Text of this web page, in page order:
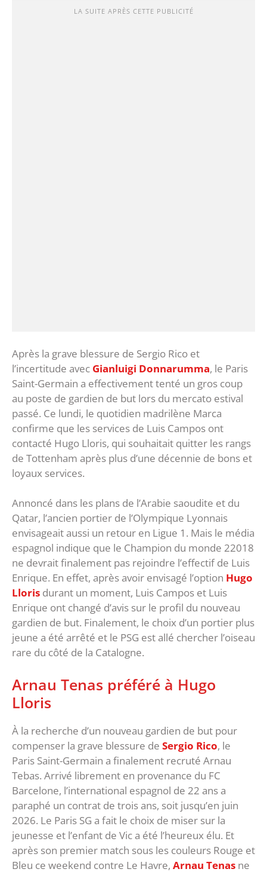
LA SUITE APRÈS CETTE PUBLICITÉ
Après la grave blessure de Sergio Rico et
l’incertitude avec Gianluigi Donnarumma, le Paris
Saint-Germain a effectivement tenté un gros coup
au poste de gardien de but lors du mercato estival
passé. Ce lundi, le quotidien madrilène Marca
confirme que les services de Luis Campos ont
contacté Hugo Lloris, qui souhaitait quitter les rangs
de Tottenham après plus d’une décennie de bons et
loyaux services.
Annoncé dans les plans de l’Arabie saoudite et du
Qatar, l’ancien portier de l’Olympique Lyonnais
envisageait aussi un retour en Ligue 1. Mais le média
espagnol indique que le Champion du monde 22018
ne devrait finalement pas rejoindre l’effectif de Luis
Enrique. En effet, après avoir envisagé l’option Hugo
Lloris durant un moment, Luis Campos et Luis
Enrique ont changé d’avis sur le profil du nouveau
gardien de but. Finalement, le choix d’un portier plus
jeune a été arrêté et le PSG est allé chercher l’oiseau
rare du côté de la Catalogne.
Arnau Tenas préféré à Hugo
Lloris
À la recherche d’un nouveau gardien de but pour
compenser la grave blessure de Sergio Rico, le
Paris Saint-Germain a finalement recruté Arnau
Tebas. Arrivé librement en provenance du FC
Barcelone, l’international espagnol de 22 ans a
paraphé un contrat de trois ans, soit jusqu’en juin
2026. Le Paris SG a fait le choix de miser sur la
jeunesse et l’enfant de Vic a été l’heureux élu. Et
après son premier match sous les couleurs Rouge et
Bleu ce weekend contre Le Havre, Arnau Tenas ne